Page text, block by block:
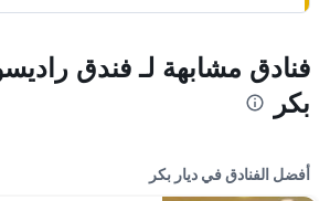
فنادق مشابهة لـ فندق
بكر
أفضل الفنادق في ديار بكر